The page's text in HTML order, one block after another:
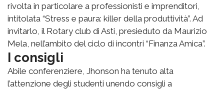
rivolta in particolare a professionisti e imprenditori,
intitolata “Stress e paura: killer della produttività”. Ad
invitarlo, il Rotary club di Asti, presieduto da Maurizio
Mela, nell’ambito del ciclo di incontri “Finanza Amica”.
I consigli
Abile conferenziere, Jhonson ha tenuto alta
l’attenzione degli studenti unendo consigli a